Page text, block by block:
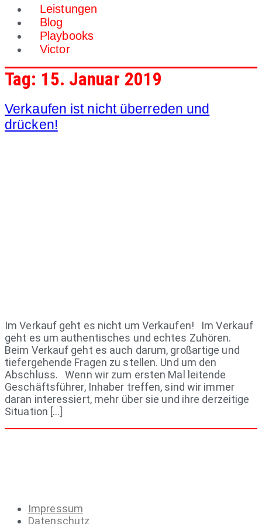
Leistungen
Blog
Playbooks
Victor
Tag: 15. Januar 2019
Verkaufen ist nicht überreden und
drücken!
Im Verkauf geht es nicht um Verkaufen! Im Verkauf
geht es um authentisches und echtes Zuhören.
Beim Verkauf geht es auch darum, großartige und
tiefergehende Fragen zu stellen. Und um den
Abschluss. Wenn wir zum ersten Mal leitende
Geschäftsführer, Inhaber treffen, sind wir immer
daran interessiert, mehr über sie und ihre derzeitige
Situation […]
Impressum
Datenschutz